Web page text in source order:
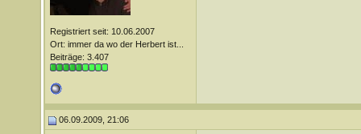
Registriert seit: 10.06.2007
Ort: immer da wo der Herbert ist...
Beiträge: 3.407
06.09.2009, 21:06